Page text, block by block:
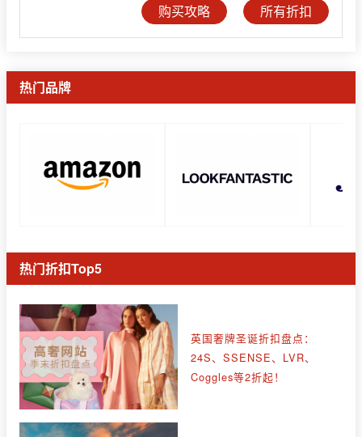
购买攻略 所有折扣
热门品牌
热门折扣Top5
英国奢牌圣诞折扣盘点：
24S、SSENSE、LVR、
Coggles等2折起！